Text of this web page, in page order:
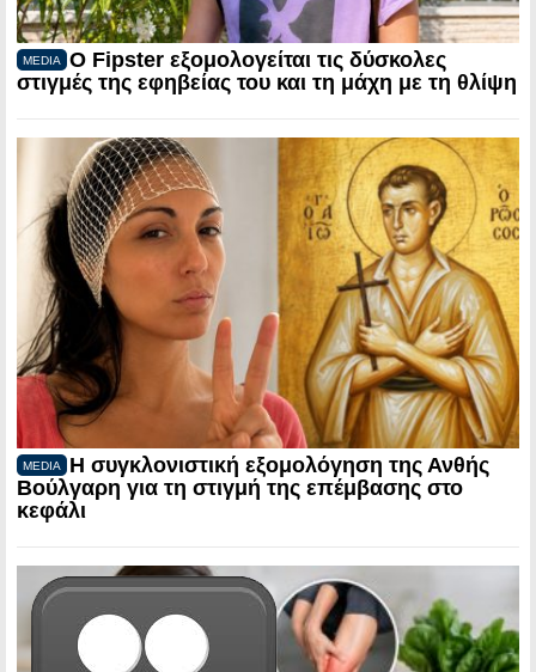
MEDIA
Ο Fipster εξομολογείται τις δύσκολες
στιγμές της εφηβείας του και τη μάχη με τη θλίψη
MEDIA
Η συγκλονιστική εξομολόγηση της Ανθής
Βούλγαρη για τη στιγμή της επέμβασης στο
κεφάλι